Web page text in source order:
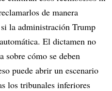
de manera
la administración Trump
El dictamen no
sobre cómo se deben
puede abrir un escenario
los tribunales inferiores